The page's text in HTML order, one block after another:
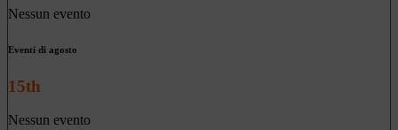
Nessun evento
Eventi di agosto
15th
Nessun evento